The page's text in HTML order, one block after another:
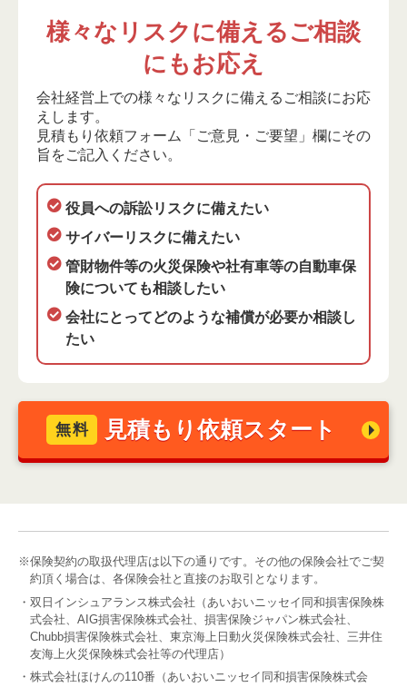
様々なリスクに備えるご相談
にもお応え
会社経営上での様々なリスクに備えるご相談にお応
えします。
見積もり依頼フォーム「ご意見・ご要望」欄にその
旨をご記入ください。
役員への訴訟リスクに備えたい
サイバーリスクに備えたい
管財物件等の火災保険や社有車等の自動車保
険についても相談したい
会社にとってどのような補償が必要か相談し
たい
無料 見積もり依頼スタート
※保険契約の取扱代理店は以下の通りです。その他の保険会社でご契
約頂く場合は、各保険会社と直接のお取引となります。
・双日インシュアランス株式会社（あいおいニッセイ同和損害保険株
式会社、AIG損害保険株式会社、損害保険ジャパン株式会社、
Chubb損害保険株式会社、東京海上日動火災保険株式会社、三井住
友海上火災保険株式会社等の代理店）
・株式会社ほけんの110番（あいおいニッセイ同和損害保険株式会